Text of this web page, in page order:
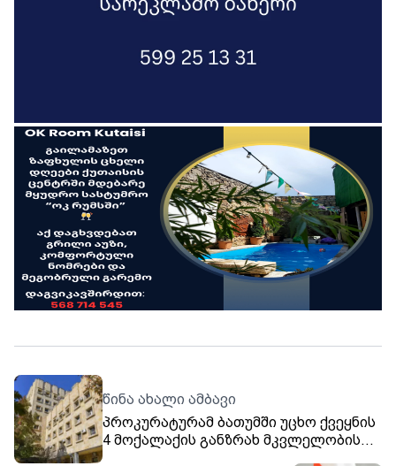
წინა ახალი ამბავი
პროკურატურამ ბათუმში უცხო ქვეყნის
4 მოქალაქის განზრახ მკვლელობის